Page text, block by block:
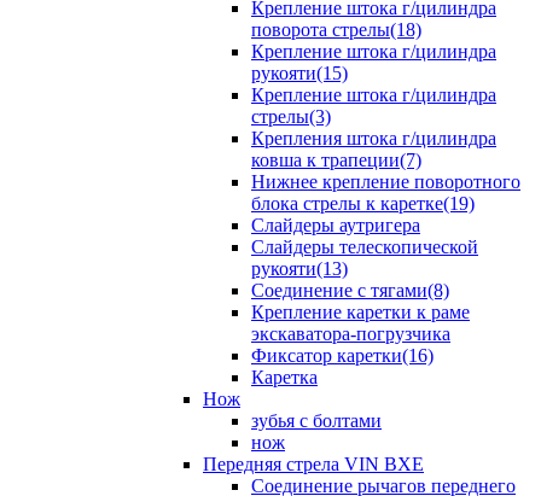
Крепление штока г/цилиндра
поворота стрелы(18)
Крепление штока г/цилиндра
рукояти(15)
Крепление штока г/цилиндра
стрелы(3)
Крепления штока г/цилиндра
ковша к трапеции(7)
Нижнее крепление поворотного
блока стрелы к каретке(19)
Слайдеры аутригера
Слайдеры телескопической
рукояти(13)
Соединение с тягами(8)
Крепление каретки к раме
экскаватора-погрузчика
Фиксатор каретки(16)
Каретка
Нож
зубья с болтами
нож
Передняя стрела VIN BXE
Cоединение рычагов переднего